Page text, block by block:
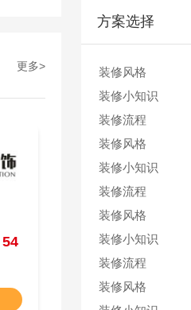
更多>
54
30分钟前 成都
2小时前 成都
40分钟前 成都
1小时前 成都
2小时前 成都
30分钟前 成都
50分钟前 成都
2小时前 成都
方案选择
装修风格
装修小知识
装修流程
装修风格
装修小知识
装修流程
装修风格
装修小知识
装修流程
装修风格